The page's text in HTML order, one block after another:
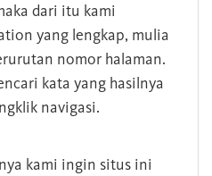
dari itu kami
yang lengkap, mulia
nomor halaman.
kata yang hasilnya
navigasi.
kami ingin situs ini